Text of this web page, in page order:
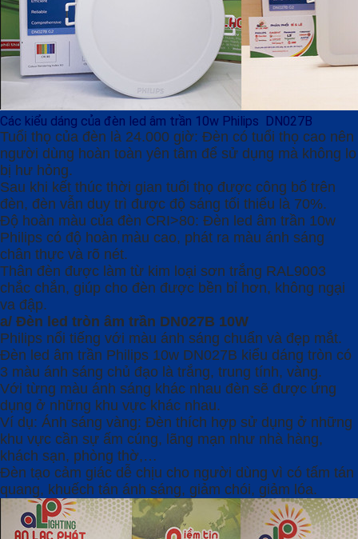
Các kiểu dáng của đèn led âm trần 10w Philips DN027B
Tuổi thọ của đèn là 24.000 giờ: Đèn có tuổi thọ cao nên
người dùng hoàn toàn yên tâm để sử dụng mà không lo
bị hư hỏng.
Sau khi kết thúc thời gian tuổi thọ được công bố trên
đèn, đèn vẫn duy trì được độ sáng tối thiểu là 70%.
Độ hoàn màu của đèn CRI>80: Đèn led âm trần 10w
Philips có độ hoàn màu cao, phát ra màu ánh sáng
chân thực và rõ nét.
Thân đèn được làm từ kim loại sơn trắng RAL9003
chắc chắn, giúp cho đèn được bền bỉ hơn, không ngại
va đập.
a/ Đèn led tròn âm trần DN027B 10W
Philips nổi tiếng với màu ánh sáng chuẩn và đẹp mắt.
Đèn led âm trần Philips 10w DN027B kiểu dáng tròn có
3 màu ánh sáng chủ đạo là trắng, trung tính, vàng.
Với từng màu ánh sáng khác nhau đèn sẽ được ứng
dụng ở những khu vực khác nhau.
Ví dụ: Ánh sáng vàng: Đèn thích hợp sử dụng ở những
khu vực cần sự ấm cúng, lãng mạn như nhà hàng,
khách sạn, phòng thờ,…
Đèn tạo cảm giác dễ chịu cho người dùng vì có tấm tán
quang, khuếch tán ánh sáng, giảm chói, giảm lóa.